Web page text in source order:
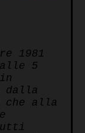
1981
5
dalla
che alla